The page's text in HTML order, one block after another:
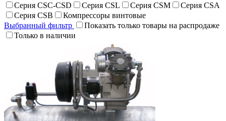
Серия CSC-CSD
Серия CSL Серия CSM
Серия CSA
Серия CSB
Компрессоры винтовые
Выбранный фильтр
Показать только товары на распродаже
Только в наличии